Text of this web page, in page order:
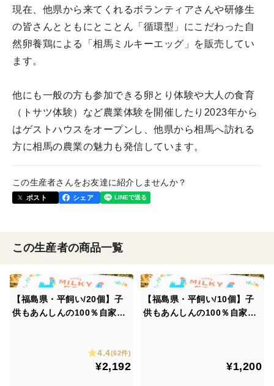
現在、他県から来てくれるボランティアさんや研修生
の皆さんとともにとことん「循環型」にこだわった自
然卵養鶏による「相馬ミルキーエッグ」を販売してい
ます。
他にも一般の方も参加できる卵とり体験や大人の食育
（トサツ体験）など農業体験を開催したり2023年から
はゲストハウスをオープンし、他県から相馬へ訪れる
方に相馬の農業の魅力も発信しています。
この生産者さんをお友達に紹介しませんか？
ポスト シェア
この生産者の商品一覧
【福島県・平飼い/20個】子
供もあんしんの100％自家配
4.4(62件)
¥2,192
【福島県・平飼い/10個】子
供もあんしんの100％自家配
¥1,200